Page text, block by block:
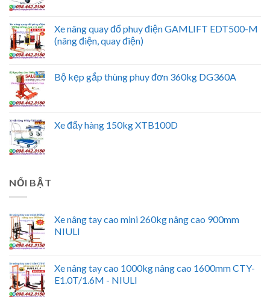
Xe nâng quay đổ phuy điện GAMLIFT EDT500-M
(nâng điện, quay điện)
Bộ kẹp gắp thùng phuy đơn 360kg DG360A
Xe đẩy hàng 150kg XTB100D
NỔI BẬT
Xe nâng tay cao mini 260kg nâng cao 900mm
NIULI
Xe nâng tay cao 1000kg nâng cao 1600mm CTY-
E1.0T/1.6M - NIULI